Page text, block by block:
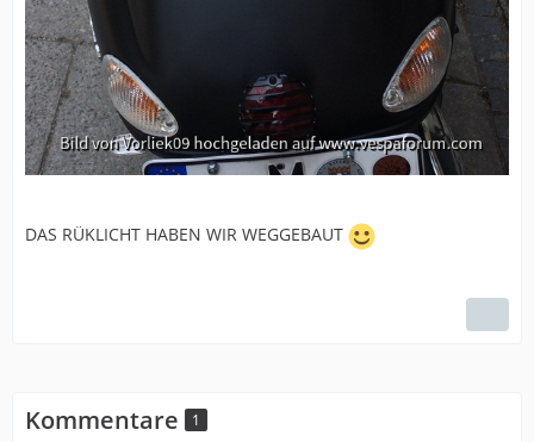
DAS RÜKLICHT HABEN WIR WEGGEBAUT
Kommentare 1